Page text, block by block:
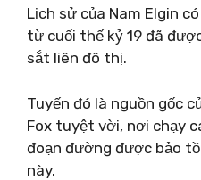
Lịch sử của Nam Elgin
từ cuối thế kỷ 19 đã
sắt liên đô thị.
Tuyến đó là nguồn gốc
Fox tuyệt vời, nơi chạy
đoạn đường được bảo
này.